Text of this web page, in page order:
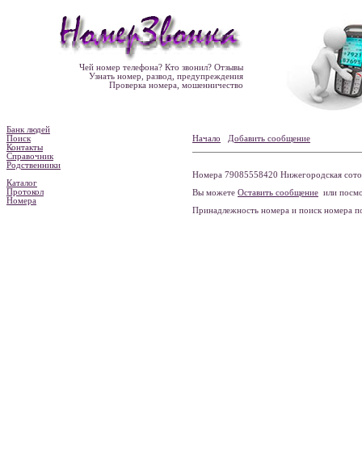
Чей номер телефона? Кто звонил? Отзывы
Узнать номер, развод, предупреждения
Проверка номера, мошенничество
Банк людей
Поиск
Контакты
Справочник
Родственники
Каталог
Протокол
Номера
Начало Добавить сообщение
Номера 79085558420 Нижегородская
Вы можете Оставить сообщение или
Принадлежность номера и поиск номера